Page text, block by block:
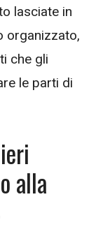
lasciate in
organizzato,
che gli
le parti di
alla